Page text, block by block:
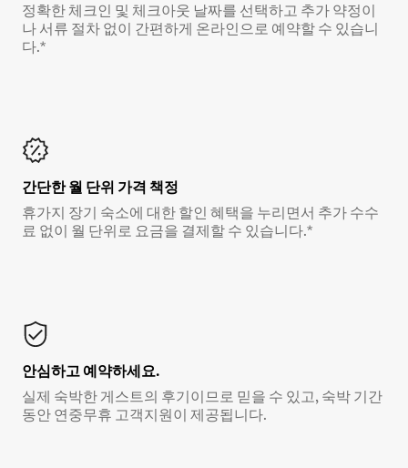
정확한 체크인 및 체크아웃 날짜를 선택하고 추가 약정이
나 서류 절차 없이 간편하게 온라인으로 예약할 수 있습니
다.*
간단한 월 단위 가격 책정
휴가지 장기 숙소에 대한 할인 혜택을 누리면서 추가 수수
료 없이 월 단위로 요금을 결제할 수 있습니다.*
안심하고 예약하세요.
실제 숙박한 게스트의 후기이므로 믿을 수 있고, 숙박 기간
동안 연중무휴 고객지원이 제공됩니다.